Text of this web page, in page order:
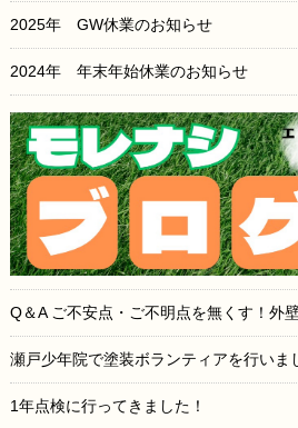
2025年 GW休業のお知らせ
2024年 年末年始休業のお知らせ
Q＆A ご不安点・ご不明点を無くす！外
瀬戸少年院で塗装ボランティアを行いま
1年点検に行ってきました！